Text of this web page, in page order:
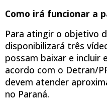
Como irá funcionar a
Para atingir o objetivo
disponibilizará três
possam baixar e incluir
acordo com o Detran/
devem atender
no Paraná.